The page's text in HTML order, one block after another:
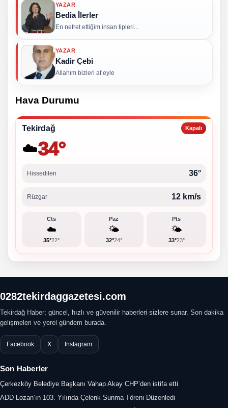
YAZAR
Bedia İlerler
En nefret ettiğim insan tipleri...
YAZAR
Kadir Çebi
Allahım bizleri af eyle
Hava Durumu
Tekirdağ Kapalı
☁️34°
Hissedilen 36°
Rüzgar 12 km/s
Cts
☁️
35°22°
Paz
🌤️
32°24°
Pts
🌤️
33°23°
0282tekirdaggazetesi.com
Tekirdağ Haber; güncel, hızlı ve güvenilir haberleri sizlere sunar. Son dakika
gelişmeleri ve yerel gündem burada.
Facebook X Instagram
Son Haberler
Çerkezköy Belediye Başkanı Vahap Akay CHP’den istifa etti
ADD Lozan’ın 103. Yılında Çelenk Sunma Töreni Düzenledi